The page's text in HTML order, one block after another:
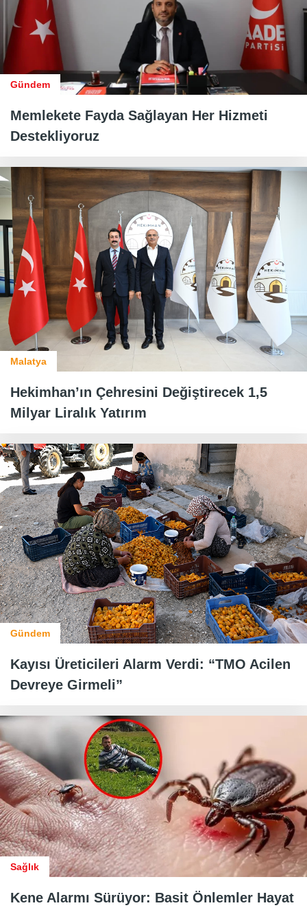
Gündem
Memlekete Fayda Sağlayan Her Hizmeti
Destekliyoruz
Malatya
Hekimhan’ın Çehresini Değiştirecek 1,5
Milyar Liralık Yatırım
Gündem
Kayısı Üreticileri Alarm Verdi: “TMO Acilen
Devreye Girmeli”
Sağlık
Kene Alarmı Sürüyor: Basit Önlemler Hayat